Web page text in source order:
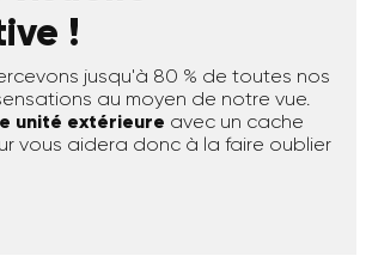
!
jusqu'à 80 % de toutes nos
au moyen de notre vue.
unité extérieure avec un cache
vous aidera donc à la faire oublier